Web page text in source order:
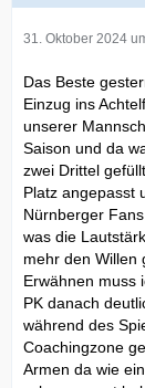
31. Oktober 2024
Das Beste
Einzug ins
unserer
Saison und da
zwei Drittel
Platz angepasst
Nürnberger
was die
mehr den Willen
Erwähnen muss
PK danach
während des
Coachingzone
Armen da wie